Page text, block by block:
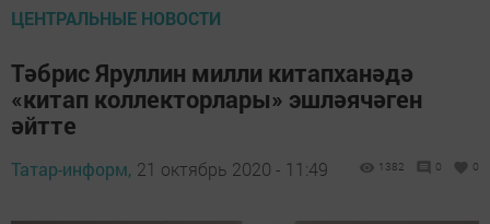
ЦЕНТРАЛЬНЫЕ НОВОСТИ
Тәбрис Яруллин милли китапханәдә
«китап коллекторлары» эшләячәген
әйтте
Татар-информ, 21 октябрь 2020 - 11:49 1382 0 0